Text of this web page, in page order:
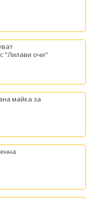
"Лилави очи"
майка за